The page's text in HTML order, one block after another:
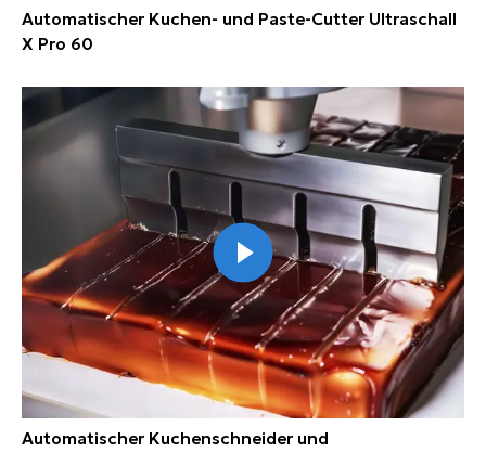
Automatischer Kuchen- und Paste-Cutter Ultraschall
X Pro 60
Automatischer Kuchenschneider und